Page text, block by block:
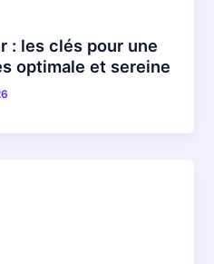
: les clés pour une
optimale et sereine